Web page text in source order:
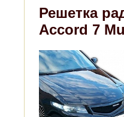
Решетка
Accord 7